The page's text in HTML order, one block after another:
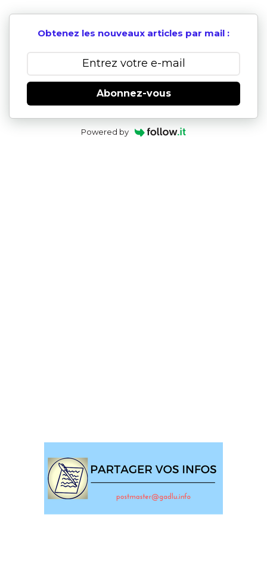
Obtenez les nouveaux articles par mail :
Abonnez-vous
Powered by